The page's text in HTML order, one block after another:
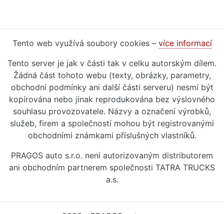
Tento web využívá soubory cookies – více informací
Tento server je jak v části tak v celku autorským dílem.
Žádná část tohoto webu (texty, obrázky, parametry,
obchodní podmínky ani další části serveru) nesmí být
kopírována nebo jinak reprodukována bez výslovného
souhlasu provozovatele. Názvy a označení výrobků,
služeb, firem a společností mohou být registrovanými
obchodními známkami příslušných vlastníků.
PRAGOS auto s.r.o. není autorizovaným distributorem
ani obchodním partnerem společnosti TATRA TRUCKS
a.s.